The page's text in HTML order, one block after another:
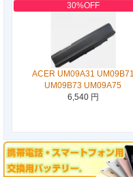
30%OFF
ACER UM09A31 UM09B71
UM09B73 UM09A75
6,540 円